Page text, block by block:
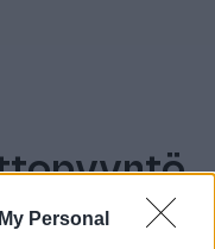
Personal